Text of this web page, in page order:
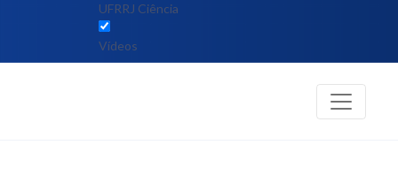
UFRRJ Ciência
Vídeos